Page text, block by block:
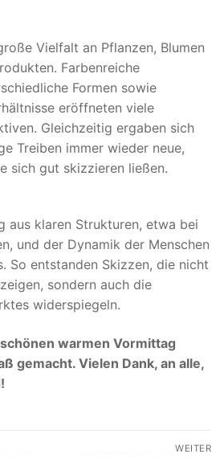
Vielfalt an Pflanzen, Blumen
Farbenreiche
Formen sowie
eröffneten viele
Gleichzeitig ergaben sich
Treiben immer wieder neue,
sich gut skizzieren ließen.
aus klaren Strukturen, etwa bei
und der Dynamik der Menschen
So entstanden Skizzen, die nicht
sondern auch die
widerspiegeln.
warmen Vormittag
gemacht. Vielen Dank, an alle,
WEITER